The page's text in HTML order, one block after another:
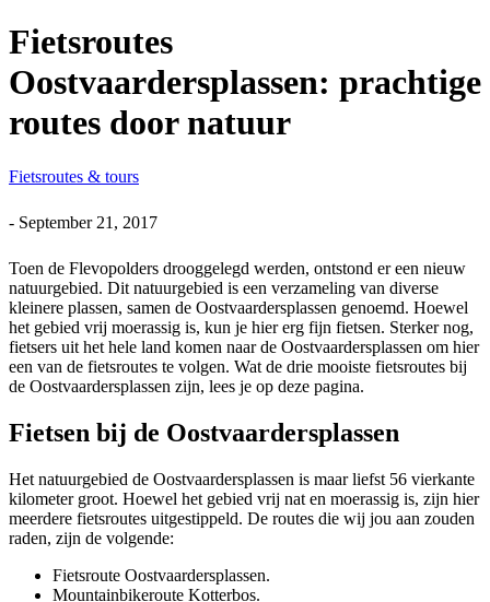
Fietsroutes
Oostvaardersplassen: prachtige
routes door natuur
Fietsroutes & tours
- September 21, 2017
Toen de Flevopolders drooggelegd werden, ontstond er een nieuw
natuurgebied. Dit natuurgebied is een verzameling van diverse
kleinere plassen, samen de Oostvaardersplassen genoemd. Hoewel
het gebied vrij moerassig is, kun je hier erg fijn fietsen. Sterker nog,
fietsers uit het hele land komen naar de Oostvaardersplassen om hier
een van de fietsroutes te volgen. Wat de drie mooiste fietsroutes bij
de Oostvaardersplassen zijn, lees je op deze pagina.
Fietsen bij de Oostvaardersplassen
Het natuurgebied de Oostvaardersplassen is maar liefst 56 vierkante
kilometer groot. Hoewel het gebied vrij nat en moerassig is, zijn hier
meerdere fietsroutes uitgestippeld. De routes die wij jou aan zouden
raden, zijn de volgende:
Fietsroute Oostvaardersplassen.
Mountainbikeroute Kotterbos.